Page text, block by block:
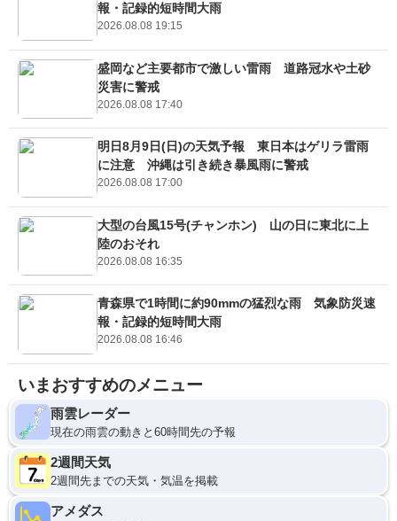
報・記録的短時間大雨
2026.08.08 19:15
盛岡など主要都市で激しい雷雨 道路冠水や土砂
災害に警戒
2026.08.08 17:40
明日8月9日(日)の天気予報 東日本はゲリラ雷雨
に注意 沖縄は引き続き暴風雨に警戒
2026.08.08 17:00
大型の台風15号(チャンホン) 山の日に東北に上
陸のおそれ
2026.08.08 16:35
青森県で1時間に約90mmの猛烈な雨 気象防災速
報・記録的短時間大雨
2026.08.08 16:46
いまおすすめのメニュー
雨雲レーダー
現在の雨雲の動きと60時間先の予報
2週間天気
2週間先までの天気・気温を掲載
アメダス